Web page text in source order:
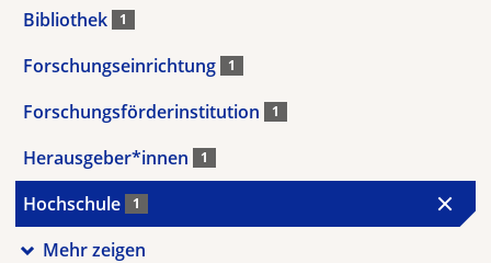
Bibliothek 1
Forschungseinrichtung 1
Forschungsförderinstitution 1
Herausgeber*innen 1
Hochschule 1
Mehr zeigen